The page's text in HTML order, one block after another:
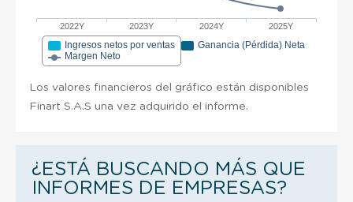
2022Y 2023Y 2024Y 2025Y
Ingresos netos por ventas
Ganancia (Pérdida) Neta
Margen Neto
Los valores financieros del gráfico están disponibles
Finart S.A.S una vez adquirido el informe.
¿ESTÁ BUSCANDO MÁS QUE
INFORMES DE EMPRESAS?